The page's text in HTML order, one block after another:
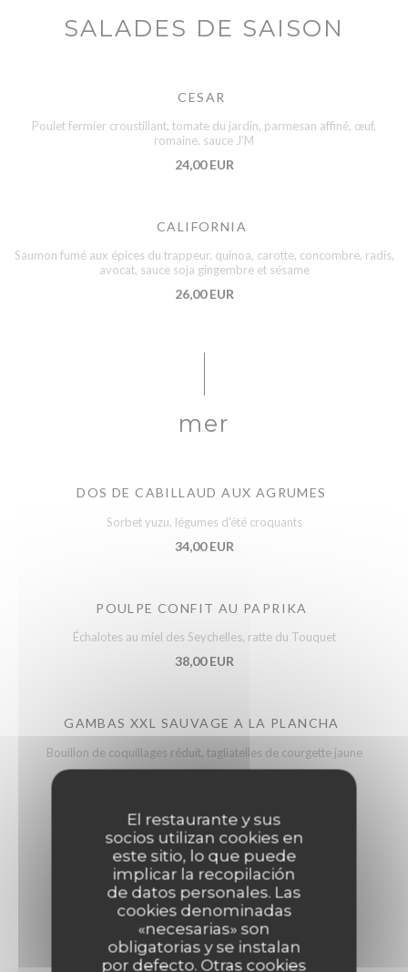
El restaurante y sus
socios utilizan cookies en
este sitio, lo que puede
implicar la recopilación
de datos personales. Las
cookies denominadas
«necesarias» son
obligatorias y se instalan
por defecto. Otras cookies
SALADES DE SAISON
CESAR
Poulet fermier croustillant, tomate du jardin, parmesan affiné, œuf,
romaine, sauce J’M
24,00 EUR
CALIFORNIA
Saumon fumé aux épices du trappeur, quinoa, carotte, concombre, radis,
avocat, sauce soja gingembre et sésame
26,00 EUR
mer
DOS DE CABILLAUD AUX AGRUMES
Sorbet yuzu, légumes d’été croquants
34,00 EUR
POULPE CONFIT AU PAPRIKA
Échalotes au miel des Seychelles, ratte du Touquet
38,00 EUR
GAMBAS XXL SAUVAGE A LA PLANCHA
Bouillon de coquillages réduit, tagliatelles de courgette jaune
terre